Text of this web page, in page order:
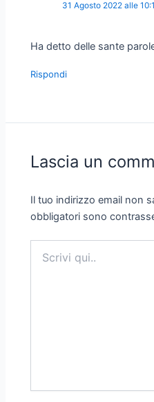
31 Agosto 2022 alle
Ha detto delle sante
Rispondi
Lascia un
Il tuo indirizzo email non
obbligatori sono
qui..